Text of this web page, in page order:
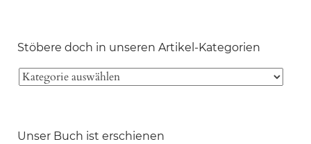
Stöbere doch in unseren Artikel-Kategorien
Unser Buch ist erschienen